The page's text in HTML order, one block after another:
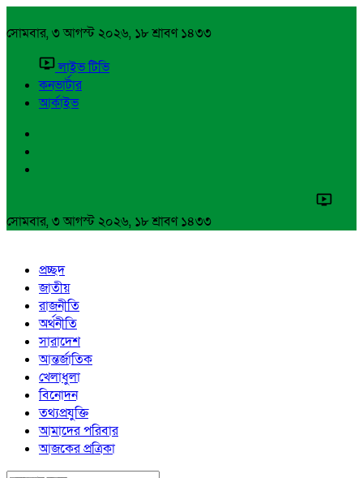
সোমবার, ৩ আগস্ট ২০২৬, ১৮ শ্রাবণ ১৪৩৩
লাইভ টিভি
কনভার্টার
আর্কাইভ
সোমবার, ৩ আগস্ট ২০২৬, ১৮ শ্রাবণ ১৪৩৩
প্রচ্ছদ
জাতীয়
রাজনীতি
অর্থনীতি
সারাদেশ
আন্তর্জাতিক
খেলাধুলা
বিনোদন
তথ্যপ্রযুক্তি
আমাদের পরিবার
আজকের প্রত্রিকা